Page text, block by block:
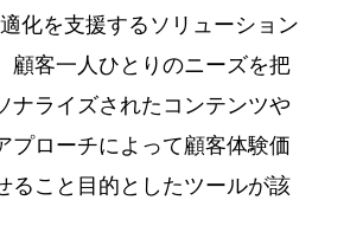
適化を支援するソリューション
顧客一人ひとりのニーズを把
ナライズされたコンテンツや
プローチによって顧客体験価
ること目的としたツールが該